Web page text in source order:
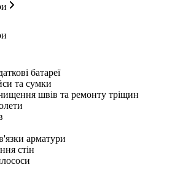
батареї
та сумки
швів та ремонту тріщин
арматури
стін